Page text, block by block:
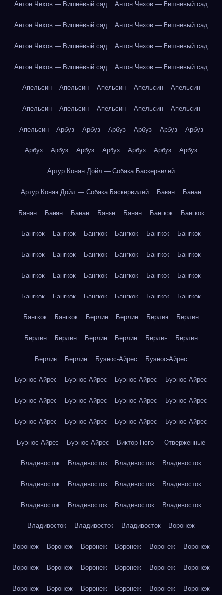
Антон Чехов — Вишнёвый сад Антон Чехов — Вишнёвый сад
Антон Чехов — Вишнёвый сад Антон Чехов — Вишнёвый сад
Антон Чехов — Вишнёвый сад Антон Чехов — Вишнёвый сад
Антон Чехов — Вишнёвый сад Антон Чехов — Вишнёвый сад
Апельсин Апельсин Апельсин Апельсин Апельсин
Апельсин Апельсин Апельсин Апельсин Апельсин
Апельсин Арбуз Арбуз Арбуз Арбуз Арбуз Арбуз
Арбуз Арбуз Арбуз Арбуз Арбуз Арбуз Арбуз
Артур Конан Дойл — Собака Баскервилей
Артур Конан Дойл — Собака Баскервилей Банан Банан
Банан Банан Банан Банан Банан Бангкок Бангкок
Бангкок Бангкок Бангкок Бангкок Бангкок Бангкок
Бангкок Бангкок Бангкок Бангкок Бангкок Бангкок
Бангкок Бангкок Бангкок Бангкок Бангкок Бангкок
Бангкок Бангкок Бангкок Бангкок Бангкок Бангкок
Бангкок Бангкок Берлин Берлин Берлин Берлин
Берлин Берлин Берлин Берлин Берлин Берлин
Берлин Берлин Буэнос-Айрес Буэнос-Айрес
Буэнос-Айрес Буэнос-Айрес Буэнос-Айрес Буэнос-Айрес
Буэнос-Айрес Буэнос-Айрес Буэнос-Айрес Буэнос-Айрес
Буэнос-Айрес Буэнос-Айрес Буэнос-Айрес Буэнос-Айрес
Буэнос-Айрес Буэнос-Айрес Виктор Гюго — Отверженные
Владивосток Владивосток Владивосток Владивосток
Владивосток Владивосток Владивосток Владивосток
Владивосток Владивосток Владивосток Владивосток
Владивосток Владивосток Владивосток Воронеж
Воронеж Воронеж Воронеж Воронеж Воронеж Воронеж
Воронеж Воронеж Воронеж Воронеж Воронеж Воронеж
Воронеж Воронеж Воронеж Воронеж Воронеж Воронеж